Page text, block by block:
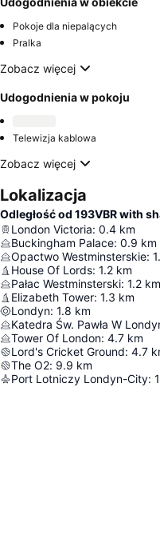
Pokoje dla niepalących
Pralka
Zobacz więcej
Udogodnienia w pokoju
Telewizja kablowa
Zobacz więcej
Lokalizacja
Odległość od 193VBR with
London Victoria: 0.4 km
Buckingham Palace: 0.9 km
Opactwo Westminsterskie:
House Of Lords: 1.2 km
Pałac Westminsterski: 1.2 km
Elizabeth Tower: 1.3 km
Londyn: 1.8 km
Katedra Św. Pawła W
Tower Of London: 4.7 km
Lord's Cricket Ground: 4.7
The O2: 9.9 km
Port Lotniczy Londyn-City: